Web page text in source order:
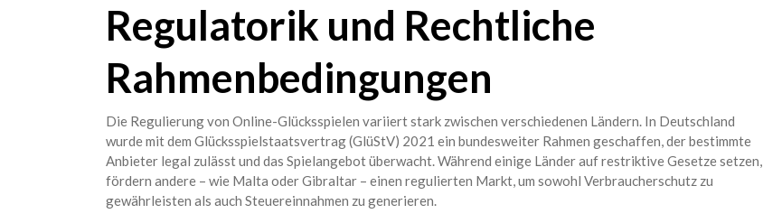
Regulatorik und Rechtliche
Rahmenbedingungen
Die Regulierung von Online-Glücksspielen variiert stark zwischen verschiedenen Ländern. In Deutschland
wurde mit dem Glücksspielstaatsvertrag (GlüStV) 2021 ein bundesweiter Rahmen geschaffen, der bestimmte
Anbieter legal zulässt und das Spielangebot überwacht. Während einige Länder auf restriktive Gesetze setzen,
fördern andere – wie Malta oder Gibraltar – einen regulierten Markt, um sowohl Verbraucherschutz zu
gewährleisten als auch Steuereinnahmen zu generieren.